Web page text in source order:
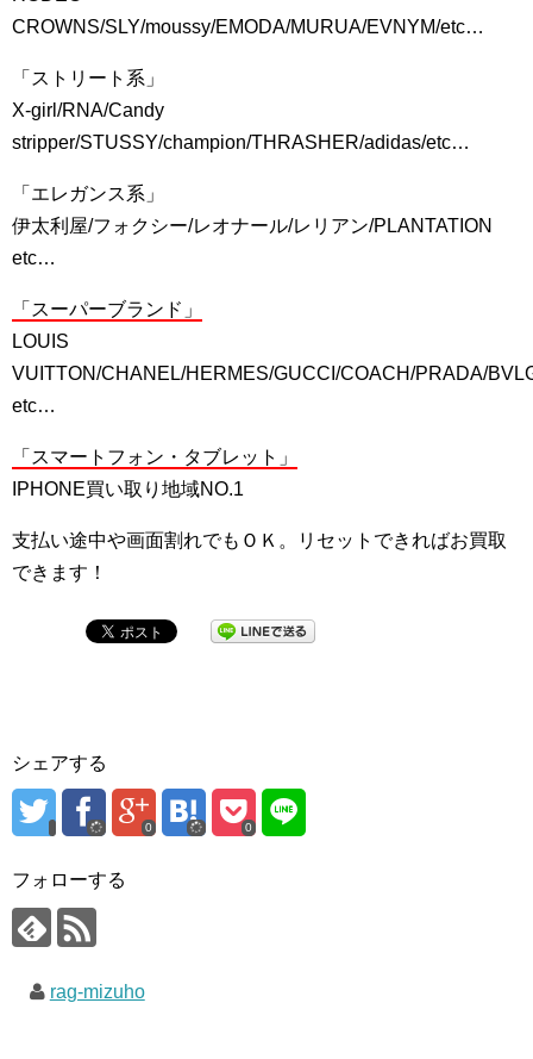
CROWNS/SLY/moussy/EMODA/MURUA/EVNYM/etc…
「ストリート系」
X-girl/RNA/Candy
stripper/STUSSY/champion/THRASHER/adidas/etc…
「エレガンス系」
伊太利屋/フォクシー/レオナール/レリアン/PLANTATION
etc…
「スーパーブランド」
LOUIS
VUITTON/CHANEL/HERMES/GUCCI/COACH/PRADA/
etc…
「スマートフォン・タブレット」
IPHONE買い取り地域NO.1
支払い途中や画面割れでもＯＫ。リセットできればお買取
できます！
シェアする
0 0
フォローする
rag-mizuho